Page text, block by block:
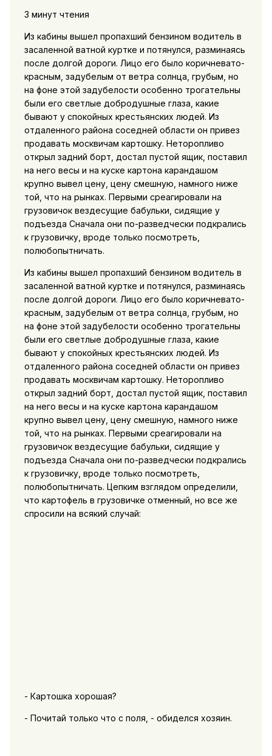
3 минут чтения
Из кабины вышел пропахший бензином водитель в
засаленной ватной куртке и потянулся, разминаясь
после долгой дороги. Лицо его было коричневато-
красным, задубелым от ветра солнца, грубым, но
на фоне этой задубелости особенно трогательны
были его светлые добродушные глаза, какие
бывают у спокойных крестьянских людей. Из
отдаленного района соседней области он привез
продавать москвичам картошку. Неторопливо
открыл задний борт, достал пустой ящик, поставил
на него весы и на куске картона карандашом
крупно вывел цену, цену смешную, намного ниже
той, что на рынках. Первыми среагировали на
грузовичок вездесущие бабульки, сидящие у
подъезда Сначала они по-разведчески подкрались
к грузовичку, вроде только посмотреть,
полюбопытничать.
Из кабины вышел пропахший бензином водитель в
засаленной ватной куртке и потянулся, разминаясь
после долгой дороги. Лицо его было коричневато-
красным, задубелым от ветра солнца, грубым, но
на фоне этой задубелости особенно трогательны
были его светлые добродушные глаза, какие
бывают у спокойных крестьянских людей. Из
отдаленного района соседней области он привез
продавать москвичам картошку. Неторопливо
открыл задний борт, достал пустой ящик, поставил
на него весы и на куске картона карандашом
крупно вывел цену, цену смешную, намного ниже
той, что на рынках. Первыми среагировали на
грузовичок вездесущие бабульки, сидящие у
подъезда Сначала они по-разведчески подкрались
к грузовичку, вроде только посмотреть,
полюбопытничать. Цепким взглядом определили,
что картофель в грузовичке отменный, но все же
спросили на всякий случай:
- Картошка хорошая?
- Почитай только что с поля, - обиделся хозяин.